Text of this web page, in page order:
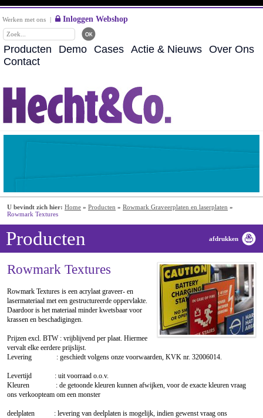
Werken met ons | Inloggen Webshop
Producten Demo Cases Actie & Nieuws Over Ons
Contact
U bevindt zich hier: Home » Producten » Rowmark Graveerplaten en laserplaten »
Rowmark Textures
afdrukken
Producten
Rowmark Textures
Rowmark Textures is een acrylaat graveer- en
lasermateriaal met een gestructureerde oppervlakte.
Daardoor is het materiaal minder kwetsbaar voor
krassen en beschadigingen.
Prijzen excl. BTW : vrijblijvend per plaat. Hiermee
vervalt elke eerdere prijslijst.
Levering : geschiedt volgens onze voorwaarden, KVK nr. 32006014.
Levertijd : uit voorraad o.o.v.
Kleuren : de getoonde kleuren kunnen afwijken, voor de exacte kleuren vraag
ons verkoopteam om een monster
deelplaten : levering van deelplaten is mogelijk, indien gewenst vraag ons